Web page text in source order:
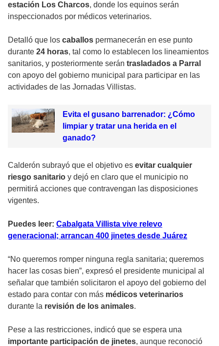
estación Los Charcos, donde los equinos serán
inspeccionados por médicos veterinarios.
Detalló que los caballos permanecerán en ese punto
durante 24 horas, tal como lo establecen los lineamientos
sanitarios, y posteriormente serán trasladados a Parral
con apoyo del gobierno municipal para participar en las
actividades de las Jornadas Villistas.
Evita el gusano barrenador: ¿Cómo
limpiar y tratar una herida en el
ganado?
Calderón subrayó que el objetivo es evitar cualquier
riesgo sanitario y dejó en claro que el municipio no
permitirá acciones que contravengan las disposiciones
vigentes.
Puedes leer: Cabalgata Villista vive relevo
generacional; arrancan 400 jinetes desde Juárez
“No queremos romper ninguna regla sanitaria; queremos
hacer las cosas bien”, expresó el presidente municipal al
señalar que también solicitaron el apoyo del gobierno del
estado para contar con más médicos veterinarios
durante la revisión de los animales.
Pese a las restricciones, indicó que se espera una
importante participación de jinetes, aunque reconoció